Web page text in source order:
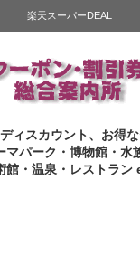
楽天スーパーDEAL
ィスカウント、お得
マパーク・博物館・水
館・温泉・レストラン